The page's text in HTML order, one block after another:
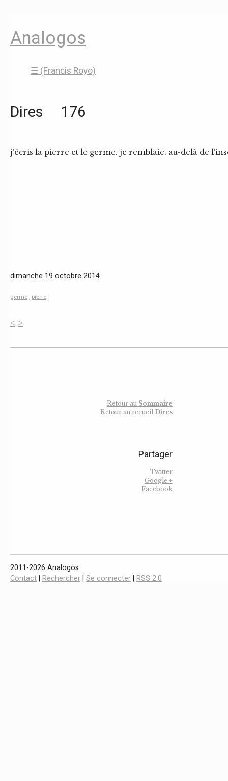
Analogos
☰ (Francis Royo)
Dires 176
j’écris la pierre et le germe. je remblaie. au-delà de
dimanche 19 octobre 2014
germe , pierre
< >
Retour au Sommaire
Retour au recueil Dires
Partager
Twitter
Google +
Facebook
2011-2026 Analogos
Contact
Rechercher Se connecter RSS 2.0